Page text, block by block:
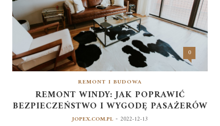
0
REMONT I BUDOWA
REMONT WINDY: JAK POPRAWIĆ
BEZPIECZEŃSTWO I WYGODĘ PASAŻERÓW
JOPEX.COM.PL - 2022-12-13